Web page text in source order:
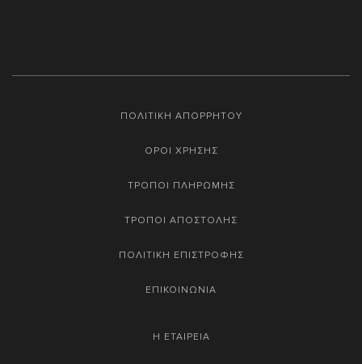
ΠΟΛΙΤΙΚΗ ΑΠΟΡΡΗΤΟΥ
ΟΡΟΙ ΧΡΗΣΗΣ
ΤΡΟΠΟΙ ΠΛΗΡΩΜΗΣ
ΤΡΟΠΟΙ ΑΠΟΣΤΟΛΗΣ
ΠΟΛΙΤΙΚΗ ΕΠΙΣΤΡΟΦΗΣ
ΕΠΙΚΟΙΝΩΝΙΑ
Η ΕΤΑΙΡΕΙΑ